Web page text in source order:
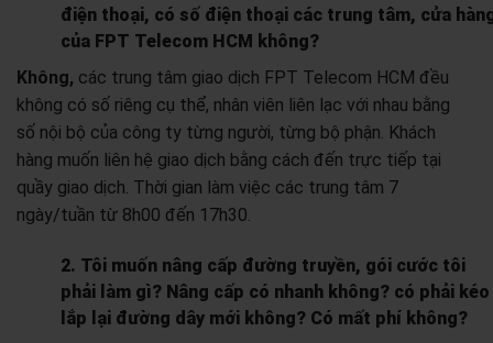
điện thoại, có số điện thoại các trung tâm, cửa
của FPT Telecom HCM không?
Không, các trung tâm giao dịch FPT Telecom HCM đều
không có số riêng cụ thể, nhân viên liên lạc với nhau bằng
số nội bộ của công ty từng người, từng bộ phận. Khách
hàng muốn liên hệ giao dịch bằng cách đến trực tiếp tại
quầy giao dịch. Thời gian làm việc các trung tâm 7
ngày/tuần từ 8h00 đến 17h30.
2. Tôi muốn nâng cấp đường truyền, gói cước tôi
phải làm gì? Nâng cấp có nhanh không? có phải kéo
lắp lại đường dây mới không? Có mất phí không?